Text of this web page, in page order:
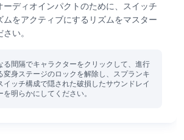
ーディオインパクトのために、スイッチ
ムをアクティブにするリズムをマスター
い。
る間隔でキャラクターをクリックして、進行
変身ステージのロックを解除し、スプランキ
イッチ構成で隠された破損したサウンドレイ
を明らかにしてください。